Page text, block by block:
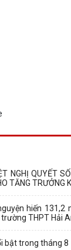
NGHỊ QUYẾT
TĂNG TRƯỞNG
hiến 131,2
THPT Hải
bật trong tháng 8